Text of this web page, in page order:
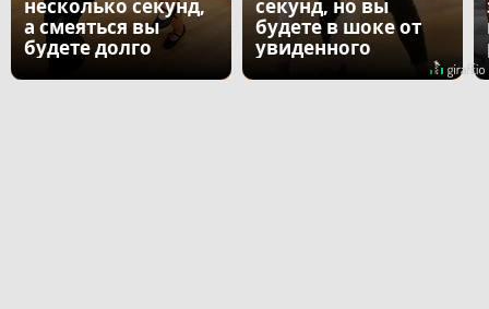
несколько секунд,
а смеяться вы
будете долго
секунд, но вы
будете в шоке от
увиденного